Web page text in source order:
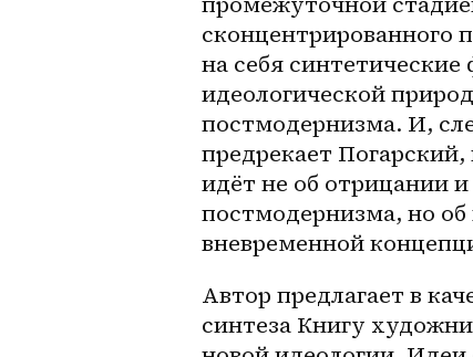
сконцентрированного
на себя
идеологической
постмодернизма. И,
предрекает
идёт не об отрицании
постмодернизма, но
вневременной
Автор предлагает в
синтеза Книгу